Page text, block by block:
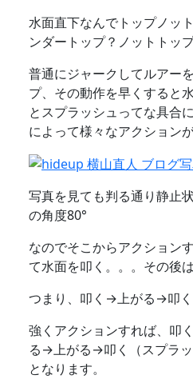
水面直下なんでトップノッ
ンダートップ？ノットトッ
普通にジャークしてルアー
プ、その動作を早くすると
とスプラッシュってな具合
によって様々なアクションが
写真を見ても判る通り静止
の角度80°
なのでそこからアクション
て水面を叩く。。。その後
つまり、叩く→上がる→叩く
強くアクションすれば、叩
る→上がる→叩く（スプラ
となります。